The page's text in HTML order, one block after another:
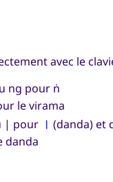
avec le
ng pour ṅ
le virama
| pour । (danda) et
danda